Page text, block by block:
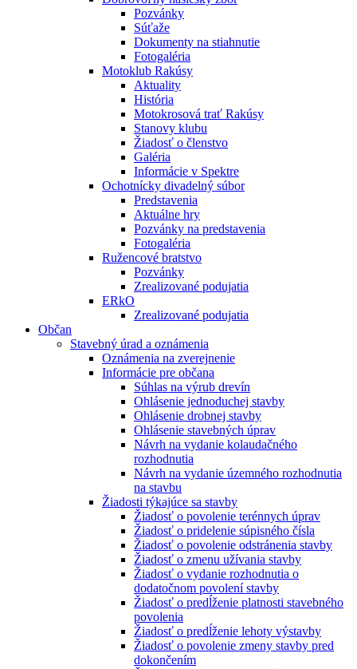
Pozvánky
Súťaže
Dokumenty na stiahnutie
Fotogaléria
Motoklub Rakúsy
Aktuality
História
Motokrosová trať Rakúsy
Stanovy klubu
Žiadosť o členstvo
Galéria
Informácie v Spektre
Ochotnícky divadelný súbor
Predstavenia
Aktuálne hry
Pozvánky na predstavenia
Fotogaléria
Ružencové bratstvo
Pozvánky
Zrealizované podujatia
ERkO
Zrealizované podujatia
Občan
Stavebný úrad a oznámenia
Oznámenia na zverejnenie
Informácie pre občana
Súhlas na výrub drevín
Ohlásenie jednoduchej stavby
Ohlásenie drobnej stavby
Ohlásenie stavebných úprav
Návrh na vydanie kolaudačného
rozhodnutia
Návrh na vydanie územného rozhodnutia
na stavbu
Žiadosti týkajúce sa stavby
Žiadosť o povolenie terénnych úprav
Žiadosť o pridelenie súpisného čísla
Žiadosť o povolenie odstránenia stavby
Žiadosť o zmenu užívania stavby
Žiadosť o vydanie rozhodnutia o
dodatočnom povolení stavby
Žiadosť o predĺženie platnosti stavebného
povolenia
Žiadosť o predĺženie lehoty výstavby
Žiadosť o povolenie zmeny stavby pred
dokončením